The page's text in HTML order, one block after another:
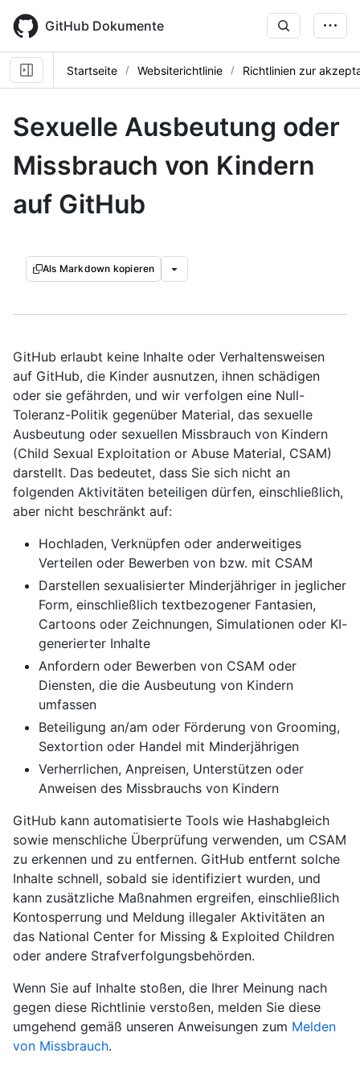
main
content
GitHub Dokumente
Startseite Websiterichtlinie Richtlinien zur
Sexuelle Ausbeutung oder
Missbrauch von Kindern
auf GitHub
Als Markdown kopieren
GitHub erlaubt keine Inhalte oder Verhaltensweisen
auf GitHub, die Kinder ausnutzen, ihnen schädigen
oder sie gefährden, und wir verfolgen eine Null-
Toleranz-Politik gegenüber Material, das sexuelle
Ausbeutung oder sexuellen Missbrauch von Kindern
(Child Sexual Exploitation or Abuse Material, CSAM)
darstellt. Das bedeutet, dass Sie sich nicht an
folgenden Aktivitäten beteiligen dürfen, einschließlich,
aber nicht beschränkt auf:
Hochladen, Verknüpfen oder anderweitiges
Verteilen oder Bewerben von bzw. mit CSAM
Darstellen sexualisierter Minderjähriger in jeglicher
Form, einschließlich textbezogener Fantasien,
Cartoons oder Zeichnungen, Simulationen oder KI-
generierter Inhalte
Anfordern oder Bewerben von CSAM oder
Diensten, die die Ausbeutung von Kindern
umfassen
Beteiligung an/am oder Förderung von Grooming,
Sextortion oder Handel mit Minderjährigen
Verherrlichen, Anpreisen, Unterstützen oder
Anweisen des Missbrauchs von Kindern
GitHub kann automatisierte Tools wie Hashabgleich
sowie menschliche Überprüfung verwenden, um CSAM
zu erkennen und zu entfernen. GitHub entfernt solche
Inhalte schnell, sobald sie identifiziert wurden, und
kann zusätzliche Maßnahmen ergreifen, einschließlich
Kontosperrung und Meldung illegaler Aktivitäten an
das National Center for Missing & Exploited Children
oder andere Strafverfolgungsbehörden.
Wenn Sie auf Inhalte stoßen, die Ihrer Meinung nach
gegen diese Richtlinie verstoßen, melden Sie diese
umgehend gemäß unseren Anweisungen zum Melden
von Missbrauch.